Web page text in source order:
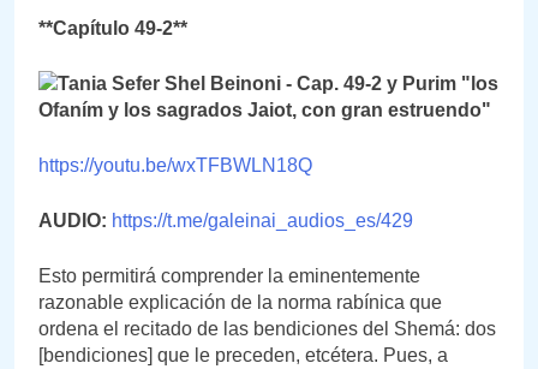
**Capítulo 49-2**
https://youtu.be/wxTFBWLN18Q
AUDIO: https://t.me/galeinai_audios_es/429
Esto permitirá comprender la eminentemente
razonable explicación de la norma rabínica que
ordena el recitado de las bendiciones del Shemá: dos
[bendiciones] que le preceden, etcétera. Pues, a